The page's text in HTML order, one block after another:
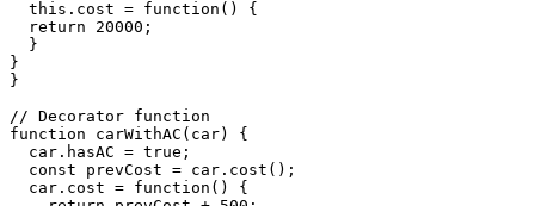
  this.cost = function() {
  return 20000;
  }
}
}
// Decorator function
function carWithAC(car) {
  car.hasAC = true;
  const prevCost = car.cost();
  car.cost = function() {